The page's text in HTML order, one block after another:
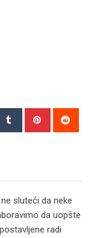
Tumblr Pinterest
sluteći da neke
da uopšte
radi